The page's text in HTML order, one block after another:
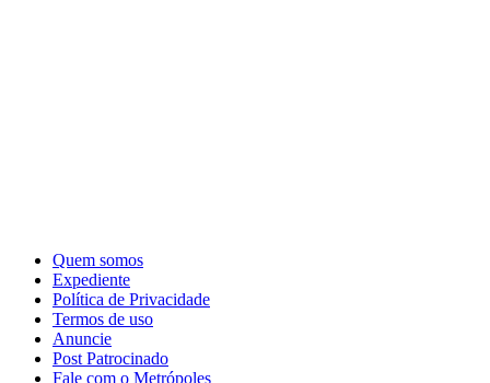
Quem somos
Expediente
Política de Privacidade
Termos de uso
Anuncie
Post Patrocinado
Fale com o Metrópoles